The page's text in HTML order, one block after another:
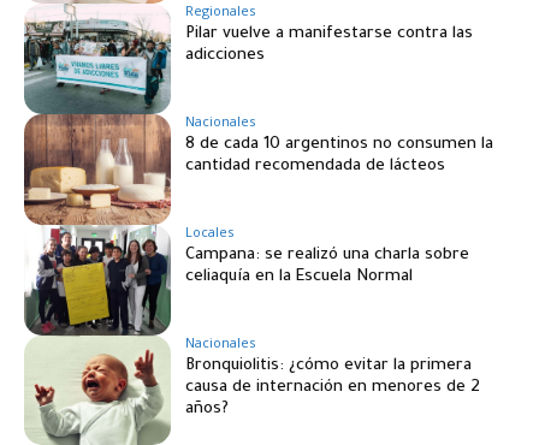
Regionales
Pilar vuelve a manifestarse contra las
adicciones
Nacionales
8 de cada 10 argentinos no consumen la
cantidad recomendada de lácteos
Locales
Campana: se realizó una charla sobre
celiaquía en la Escuela Normal
Nacionales
Bronquiolitis: ¿cómo evitar la primera
causa de internación en menores de 2
años?